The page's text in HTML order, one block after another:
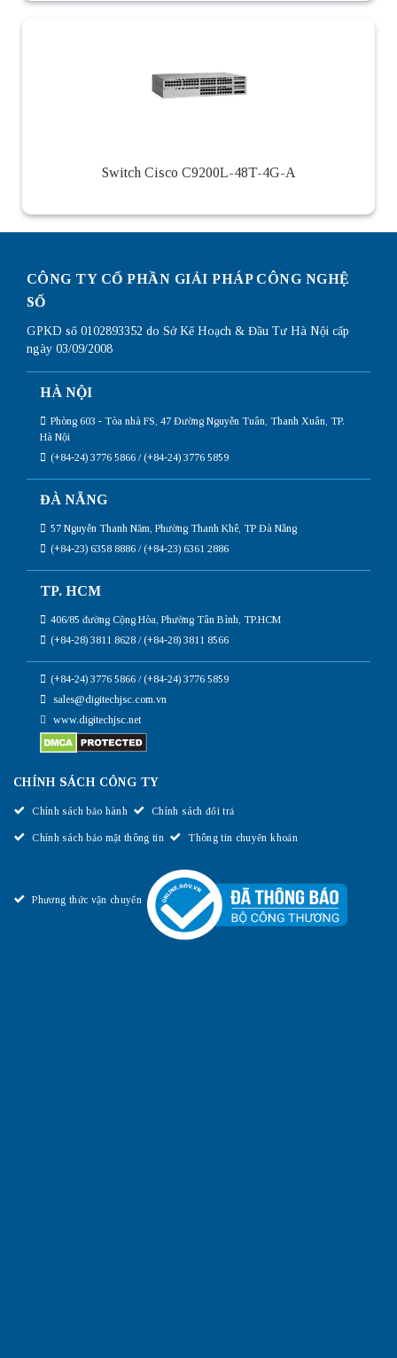
Switch Cisco C9200L-48T-4G-A
CÔNG TY CỔ PHẦN GIẢI PHÁP CÔNG NGHỆ
SỐ
GPKD số 0102893352 do Sở Kế Hoạch & Đầu Tư Hà Nội cấp
ngày 03/09/2008
HÀ NỘI
Phòng 603 - Tòa nhà FS, 47 Đường Nguyễn Tuân, Thanh Xuân, TP.
Hà Nội
(+84-24) 3776 5866 / (+84-24) 3776 5859
ĐÀ NẴNG
57 Nguyễn Thanh Năm, Phường Thanh Khê, TP Đà Nẵng
(+84-23) 6358 8886 / (+84-23) 6361 2886
TP. HCM
406/85 đường Cộng Hòa, Phường Tân Bình, TP.HCM
(+84-28) 3811 8628 / (+84-28) 3811 8566
(+84-24) 3776 5866 / (+84-24) 3776 5859
sales@digitechjsc.com.vn
www.digitechjsc.net
CHÍNH SÁCH CÔNG TY
Chính sách bảo hành Chính sách đổi trả
Chính sách bảo mật thông tin Thông tin chuyển khoản
Phương thức vận chuyển